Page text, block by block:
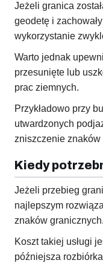
Jeżeli granica
geodetę i
wykorzystanie
Warto jednak
przesunięte lub
prac ziemnych.
Przykładowo przy
utwardzonych
zniszczenie znaków
Kiedy
Jeżeli przebieg
najlepszym
znaków granicznych.
Koszt takiej usługi
późniejsza